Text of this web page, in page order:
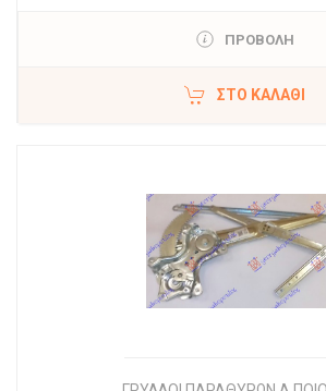
ΠΡΟΒΟΛΗ
ΣΤΟ ΚΑΛΆΘΙ